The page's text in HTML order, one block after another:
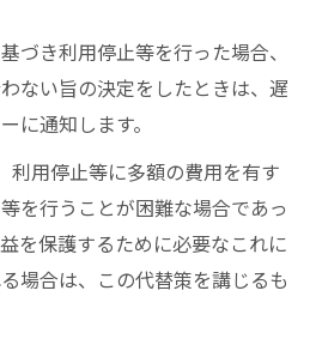
づき利用停止等を行った場合、
ない旨の決定をしたときは、遅
に通知します。
利用停止等に多額の費用を有す
を行うことが困難な場合であっ
を保護するために必要なこれに
場合は、この代替策を講じるも